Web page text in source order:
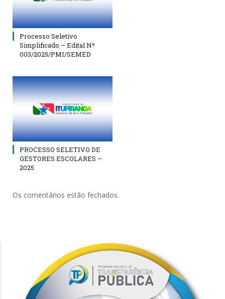
Processo Seletivo
Simplificado – Edital Nº
003/2025/PMI/SEMED
PROCESSO SELETIVO DE
GESTORES ESCOLARES –
2025
Os comentários estão fechados.